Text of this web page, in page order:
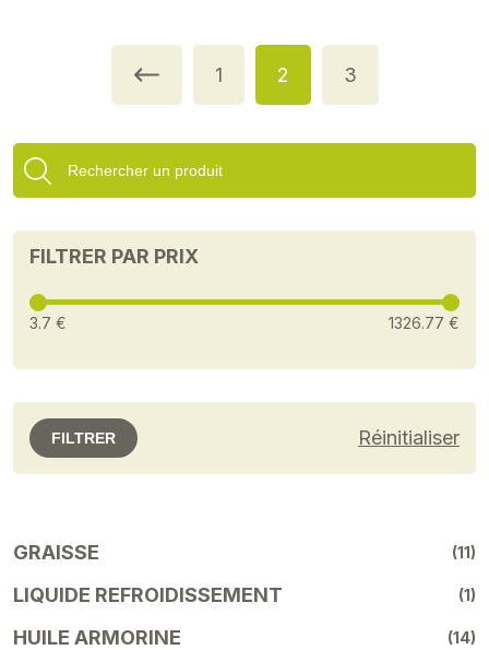
FILTRER PAR PRIX
3.7 € 1326.77 €
FILTRER Réinitialiser
GRAISSE (11)
LIQUIDE REFROIDISSEMENT (1)
HUILE ARMORINE (14)
1 2 3